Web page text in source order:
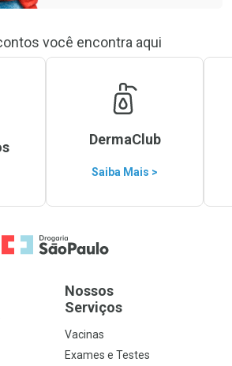
você encontra aqui
DermaClub
Saiba Mais >
Ir para a Home
Nossos
Serviços
Vacinas
Exames e Testes